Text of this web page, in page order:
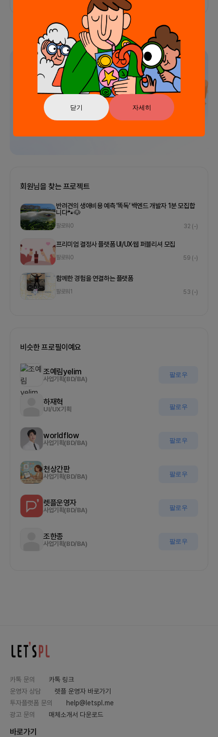
닫기 자세히
회원님을 찾는 프로젝트
반려견의 생애비용 예측 '똑독’ 백엔드 개발자 1분 모집합
니다🐾🐶
팔로워 0 32 (-)
프리미엄 결정사 플랫폼 UI/UX·웹 퍼블리셔 모집
팔로워 0 59 (-)
함께한 경험을 연결하는 플랫폼
팔로워 1 53 (-)
비슷한 프로필이예요
조예림yelim
사업기획(BD/BA)
팔로우
하재혁
UI/UX기획 팔로우
worldflow
사업기획(BD/BA) 팔로우
천상간판
사업기획(BD/BA) 팔로우
렛플운영자
사업기획(BD/BA) 팔로우
조한종
사업기획(BD/BA) 팔로우
카톡 문의
카톡 링크
운영자 상담
렛플 운영자 바로가기
투자플랫폼 문의
help@letspl.me
광고 문의
매체소개서 다운로드
바로가기